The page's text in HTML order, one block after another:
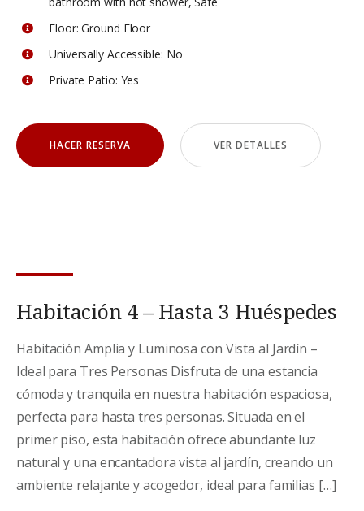
Floor: Ground Floor
Universally Accessible: No
Private Patio: Yes
HACER RESERVA VER DETALLES
Habitación 4 – Hasta 3 Huéspedes
Habitación Amplia y Luminosa con Vista al Jardín –
Ideal para Tres Personas Disfruta de una estancia
cómoda y tranquila en nuestra habitación espaciosa,
perfecta para hasta tres personas. Situada en el
primer piso, esta habitación ofrece abundante luz
natural y una encantadora vista al jardín, creando un
ambiente relajante y acogedor, ideal para familias […]